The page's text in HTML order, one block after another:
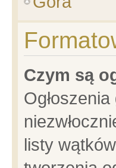
Czym są
listy